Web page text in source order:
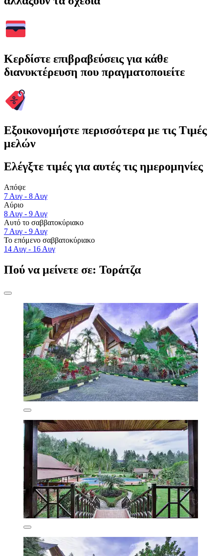
Κερδίστε επιβραβεύσεις για κάθε
διανυκτέρευση που πραγματοποιείτε
Εξοικονομήστε περισσότερα με τις Τιμές
μελών
Ελέγξτε τιμές για αυτές τις ημερομηνίες
Απόψε
7 Αυγ - 8 Αυγ
Αύριο
8 Αυγ - 9 Αυγ
Αυτό το σαββατοκύριακο
7 Αυγ - 9 Αυγ
Το επόμενο σαββατοκύριακο
14 Αυγ - 16 Αυγ
Πού να μείνετε σε: Τοράτζα